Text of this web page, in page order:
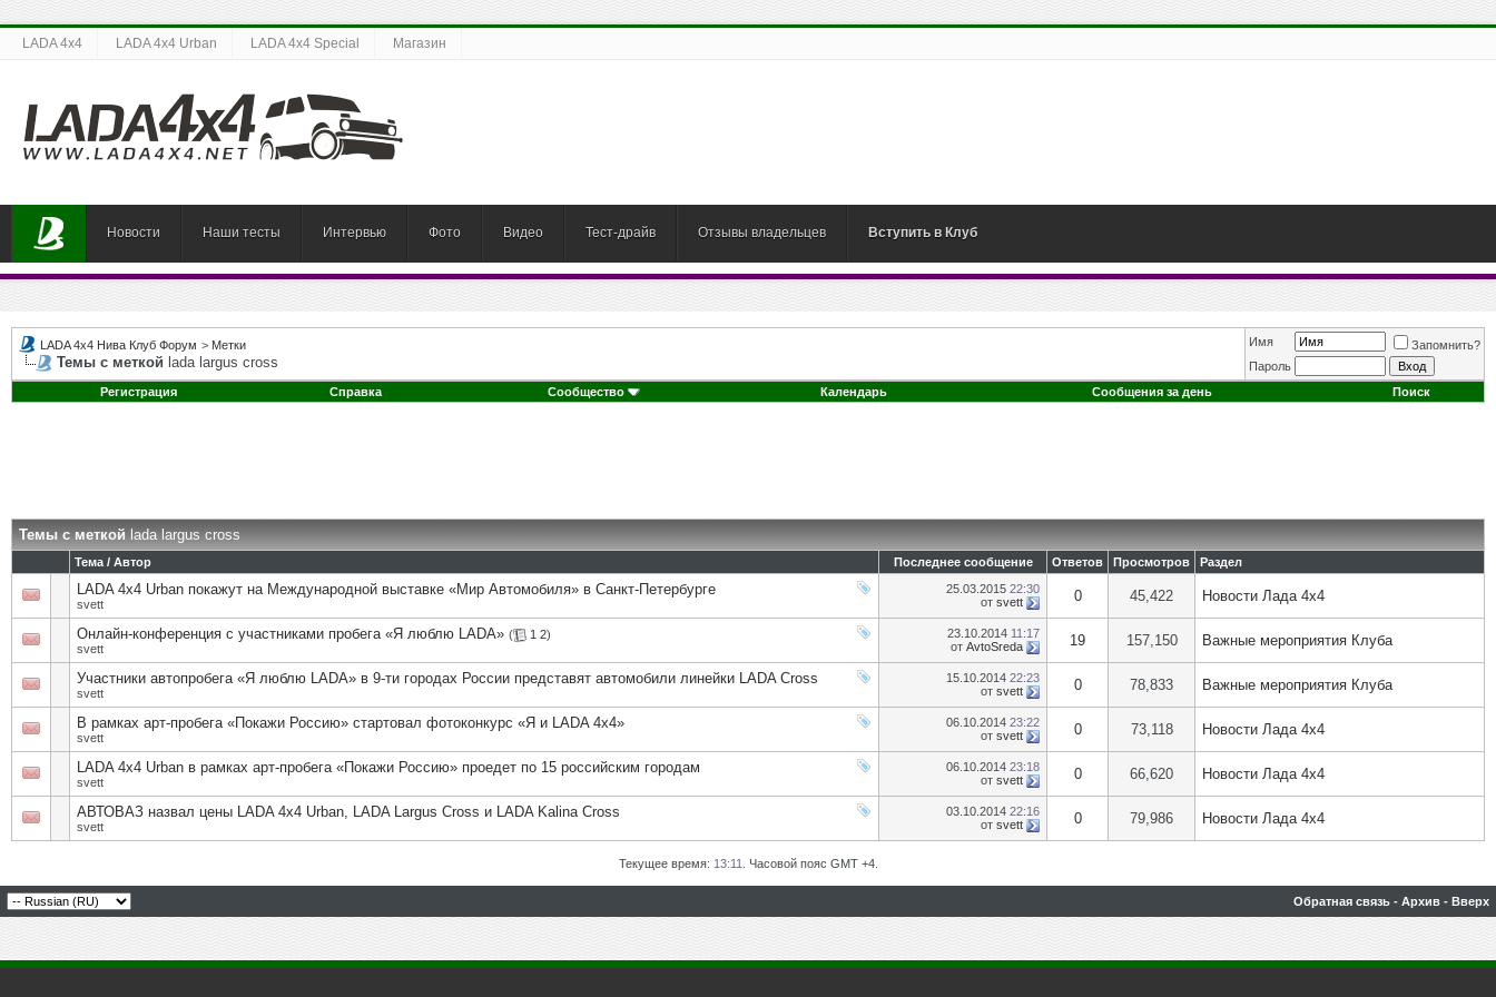
LADA 4x4 LADA 4x4 Urban LADA 4x4 Special Магазин
Новости Наши тесты Интервью Фото Видео Тест-драйв Отзывы владельцев Вступить в Клуб
LADA 4x4 Нива Клуб Форум > Метки
Темы с меткой lada largus cross
Имя
Запомнить?
Пароль
Регистрация
Справка Сообщество Календарь Сообщения за день Поиск
Темы с меткой lada largus cross
Тема / Автор Последнее сообщение Ответов Просмотров Раздел
LADA 4x4 Urban покажут на Международной выставке «Мир Автомобиля» в Санкт-Петербурге
svett
25.03.2015 22:30
от svett 0 45,422 Новости Лада 4х4
Онлайн-конференция с участниками пробега «Я люблю LADA» ( 1 2)
svett
23.10.2014 11:17
от AvtoSreda 19 157,150 Важные мероприятия Клуба
Участники автопробега «Я люблю LADA» в 9-ти городах России представят автомобили линейки LADA Cross
svett
15.10.2014 22:23
от svett 0 78,833 Важные мероприятия Клуба
В рамках арт-пробега «Покажи Россию» стартовал фотоконкурс «Я и LADA 4х4»
svett
06.10.2014 23:22
от svett 0 73,118 Новости Лада 4х4
LADA 4х4 Urban в рамках арт-пробега «Покажи Россию» проедет по 15 российским городам
svett
06.10.2014 23:18
от svett 0 66,620 Новости Лада 4х4
АВТОВАЗ назвал цены LADA 4х4 Urban, LADA Largus Cross и LADA Kalina Cross
svett
03.10.2014 22:16
от svett 0 79,986 Новости Лада 4х4
Текущее время: 13:11 . Часовой пояс GMT +4.
Обратная связь - Архив - Вверх